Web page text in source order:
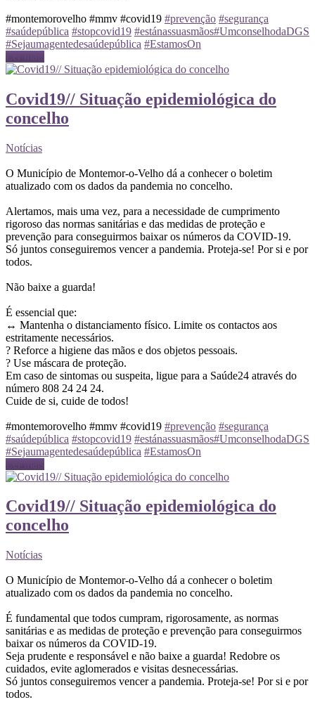
#montemorovelho #mmv #covid19 #prevenção #segurança
#saúdepública #stopcovid19 #estánassuasmãos#UmconselhodaDGS
#Sejaumagentedesaúdepública #EstamosOn
Ler mais
Covid19// Situação epidemiológica do
concelho
Notícias
O Município de Montemor-o-Velho dá a conhecer o boletim
atualizado com os dados da pandemia no concelho.
Alertamos, mais uma vez, para a necessidade de cumprimento
rigoroso das normas sanitárias e das medidas de proteção e
prevenção para conseguirmos baixar os números da COVID-19.
Só juntos conseguiremos vencer a pandemia. Proteja-se! Por si e por
todos.
Não baixe a guarda!
É essencial que:
↔️ Mantenha o distanciamento físico. Limite os contactos aos
estritamente necessários.
? Reforce a higiene das mãos e dos objetos pessoais.
? Use máscara de proteção.
Em caso de sintomas ou suspeita, ligue para a Saúde24 através do
número 808 24 24 24.
Cuide de si, cuide de todos!
#montemorovelho #mmv #covid19 #prevenção #segurança
#saúdepública #stopcovid19 #estánassuasmãos#UmconselhodaDGS
#Sejaumagentedesaúdepública #EstamosOn
Ler mais
Covid19// Situação epidemiológica do
concelho
Notícias
O Município de Montemor-o-Velho dá a conhecer o boletim
atualizado com os dados da pandemia no concelho.
É fundamental que todos cumpram, rigorosamente, as normas
sanitárias e as medidas de proteção e prevenção para conseguirmos
baixar os números da COVID-19.
Seja prudente e responsável e não baixe a guarda! Redobre os
cuidados, evite aglomerados e visitas desnecessárias.
Só juntos conseguiremos vencer a pandemia. Proteja-se! Por si e por
todos.